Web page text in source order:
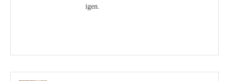
igen.